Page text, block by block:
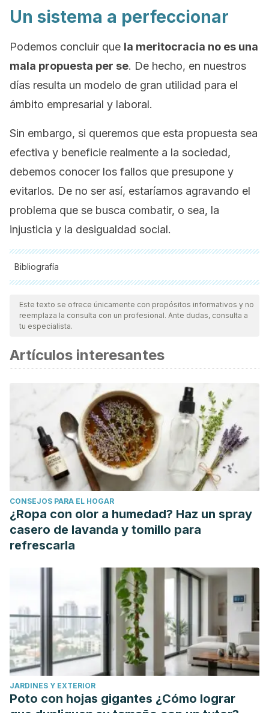
Un sistema a perfeccionar
Podemos concluir que la meritocracia no es una
mala propuesta per se. De hecho, en nuestros
días resulta un modelo de gran utilidad para el
ámbito empresarial y laboral.
Sin embargo, si queremos que esta propuesta sea
efectiva y beneficie realmente a la sociedad,
debemos conocer los fallos que presupone y
evitarlos. De no ser así, estaríamos agravando el
problema que se busca combatir, o sea, la
injusticia y la desigualdad social.
Bibliografía
Todas las fuentes citadas fueron revisadas a profundidad por
nuestro equipo, para asegurar su calidad, confiabilidad,
vigencia y validez.La bibliografía de este artículo fue
científica.
Allen A. Michael Young's The Rise of the Meritocracy: A
Philosophical Critique. British Journal of Educational Studies
[Internet] 2011 [consultado 15 feb 2022]; 59(4): 367-382.
Disponible en:
https://www.tandfonline.com/doi/abs/10.1080/
Castilla E, Benard S. The Paradox of Meritocracy in
Organizations. Administrative Science Quarterly [Internet]
2010 [consultado 15 feb 2022]; 55(4): 543-676. Disponible
en:
https://journals.sagepub.com/doi/abs/10.2189/
Son Hing L, Bobocel D, Zanna M, Garcia D, et al. The merit
Psychology [Internet] 2011 [consultado 15 feb 2022]; 101(3):
433–450. Disponible en:
https://psycnet.apa.org/record/2011-15474-001
Este texto se ofrece únicamente con propósitos informativos y no
reemplaza la consulta con un profesional. Ante dudas, consulta a
tu especialista.
Artículos interesantes
CONSEJOS PARA EL HOGAR
¿Ropa con olor a humedad? Haz un spray
casero de lavanda y tomillo para
refrescarla
JARDINES Y EXTERIOR
Poto con hojas gigantes ¿Cómo lograr